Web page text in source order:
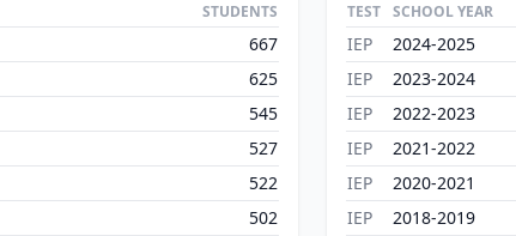
STUDENTS
667
625
545
527
522
502
TEST SCHOOL YEAR
IEP 2024-2025
IEP
2023-2024
IEP
2022-2023
IEP
2021-2022
IEP
2020-2021
IEP
2018-2019